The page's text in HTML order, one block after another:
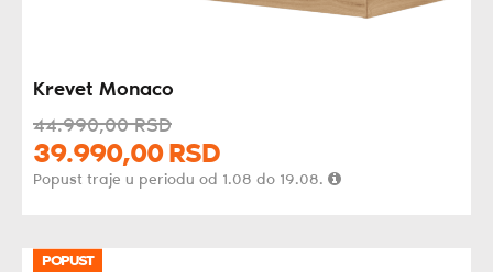
Krevet Monaco
44.990,00 RSD
39.990,00 RSD
Popust traje u periodu od 1.08 do 19.08.
POPUST